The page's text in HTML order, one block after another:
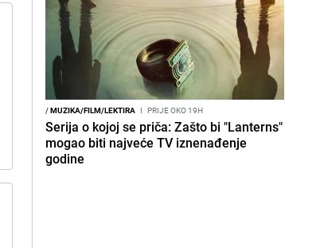
/MUZIKA/FILM/LEKTIRA I PRIJE OKO 19H
Serija o kojoj se priča: Zašto bi "Lanterns"
mogao biti najveće TV iznenađenje
godine